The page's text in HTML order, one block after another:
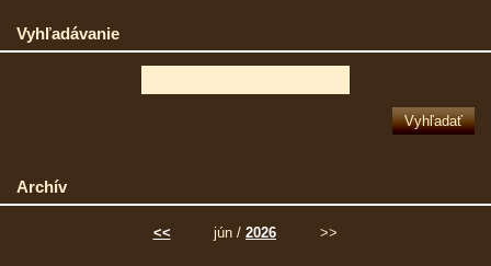
Vyhľadávanie
Archív
<< jún / 2026 >>